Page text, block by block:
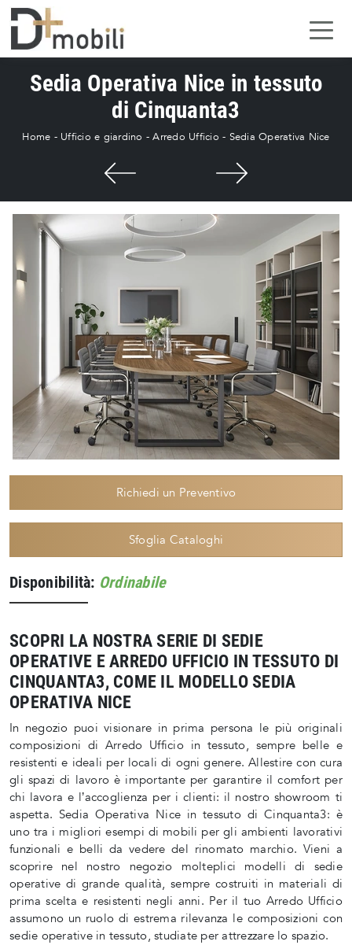
Sedia Operativa Nice in tessuto
di Cinquanta3
Home - Ufficio e giardino -Arredo Ufficio - Sedia Operativa Nice
Richiedi un Preventivo
Sfoglia Cataloghi
Disponibilità: Ordinabile
SCOPRI LA NOSTRA SERIE DI SEDIE
OPERATIVE E ARREDO UFFICIO IN TESSUTO DI
CINQUANTA3, COME IL MODELLO SEDIA
OPERATIVA NICE
In negozio puoi visionare in prima persona le più originali
composizioni di Arredo Ufficio in tessuto, sempre belle e
resistenti e ideali per locali di ogni genere. Allestire con cura
gli spazi di lavoro è importante per garantire il comfort per
chi lavora e l’accoglienza per i clienti: il nostro showroom ti
aspetta. Sedia Operativa Nice in tessuto di Cinquanta3: è
uno tra i migliori esempi di mobili per gli ambienti lavorativi
funzionali e belli da vedere del rinomato marchio. Vieni a
scoprire nel nostro negozio molteplici modelli di sedie
operative di grande qualità, sempre costruiti in materiali di
prima scelta e resistenti negli anni. Per il tuo Arredo Ufficio
assumono un ruolo di estrema rilevanza le composizioni con
sedie operative in tessuto, studiate per attrezzare lo spazio.